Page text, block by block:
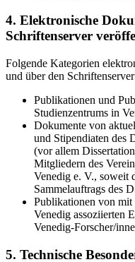
4. Elektronische
Schriftenserver
Folgende Kategorien
und über den
Publikationen und
Studienzentrums in
Dokumente von
und Stipendiaten des
(vor allem
Mitgliedern des
Venedig e. V., soweit
Sammelauftrags des
Publikationen von mit
Venedig assoziierten
Venedig-Forscher/
5. Technische